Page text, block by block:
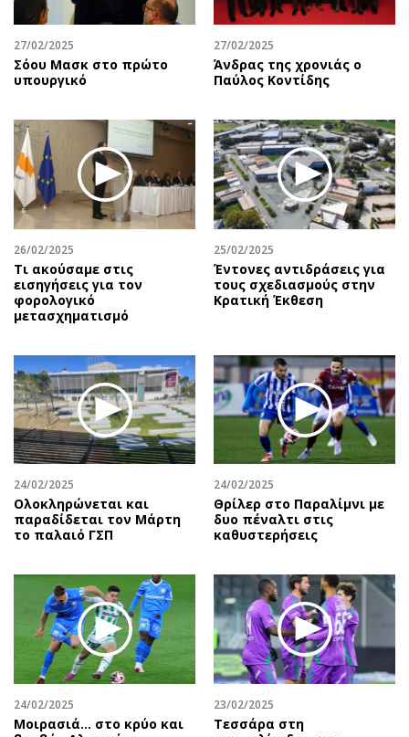
27/02/2025
Σόου Μασκ στο πρώτο
υπουργικό
27/02/2025
Άνδρας της χρονιάς ο
Παύλος Κοντίδης
26/02/2025
Τι ακούσαμε στις
εισηγήσεις για τον
φορολογικό
μετασχηματισμό
25/02/2025
Έντονες αντιδράσεις για
τους σχεδιασμούς στην
Κρατική Έκθεση
24/02/2025
Ολοκληρώνεται και
παραδίδεται τον Μάρτη
το παλαιό ΓΣΠ
24/02/2025
Θρίλερ στο Παραλίμνι με
δυο πέναλτι στις
καθυστερήσεις
24/02/2025
Μοιρασιά… στο κρύο και
23/02/2025
Τεσσάρα στη